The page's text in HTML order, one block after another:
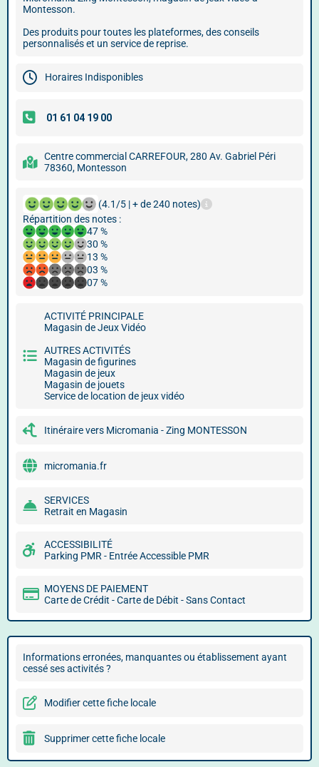
Montesson.
Des produits pour toutes les plateformes, des conseils
personnalisés et un service de reprise.
Horaires Indisponibles
Centre commercial CARREFOUR, 280 Av. Gabriel Péri
78360, Montesson
(4.1/5 | + de 240 notes)
Répartition des notes :
47 %
30 %
13 %
03 %
07 %
ACTIVITÉ PRINCIPALE
Magasin de Jeux Vidéo
AUTRES ACTIVITÉS
Magasin de figurines
Magasin de jeux
Magasin de jouets
Service de location de jeux vidéo
Itinéraire vers Micromania - Zing MONTESSON
micromania.fr
SERVICES
Retrait en Magasin
ACCESSIBILITÉ
Parking PMR - Entrée Accessible PMR
MOYENS DE PAIEMENT
Carte de Crédit - Carte de Débit - Sans Contact
Informations erronées, manquantes ou établissement ayant
cessé ses activités ?
Modifier cette fiche locale
Supprimer cette fiche locale